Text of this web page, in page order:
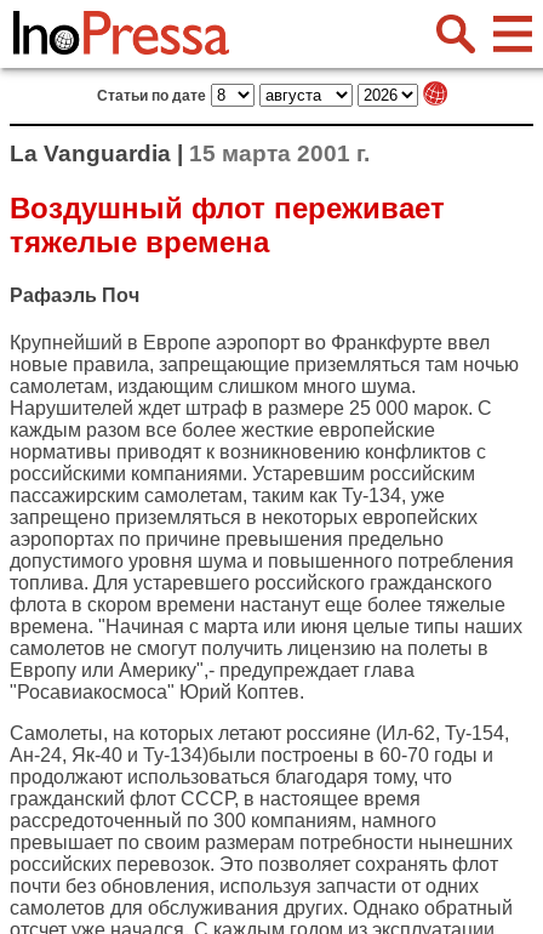
Статьи по дате
La Vanguardia | 15 марта 2001 г.
Воздушный флот переживает
тяжелые времена
Рафаэль Поч
Крупнейший в Европе аэропорт во Франкфурте ввел
новые правила, запрещающие приземляться там ночью
самолетам, издающим слишком много шума.
Нарушителей ждет штраф в размере 25 000 марок. С
каждым разом все более жесткие европейские
нормативы приводят к возникновению конфликтов с
российскими компаниями. Устаревшим российским
пассажирским самолетам, таким как Ту-134, уже
запрещено приземляться в некоторых европейских
аэропортах по причине превышения предельно
допустимого уровня шума и повышенного потребления
топлива. Для устаревшего российского гражданского
флота в скором времени настанут еще более тяжелые
времена. "Начиная с марта или июня целые типы наших
самолетов не смогут получить лицензию на полеты в
Европу или Америку",- предупреждает глава
"Росавиакосмоса" Юрий Коптев.
Самолеты, на которых летают россияне (Ил-62, Ту-154,
Ан-24, Як-40 и Ту-134)были построены в 60-70 годы и
продолжают использоваться благодаря тому, что
гражданский флот СССР, в настоящее время
рассредоточенный по 300 компаниям, намного
превышает по своим размерам потребности нынешних
российских перевозок. Это позволяет сохранять флот
почти без обновления, используя запчасти от одних
самолетов для обслуживания других. Однако обратный